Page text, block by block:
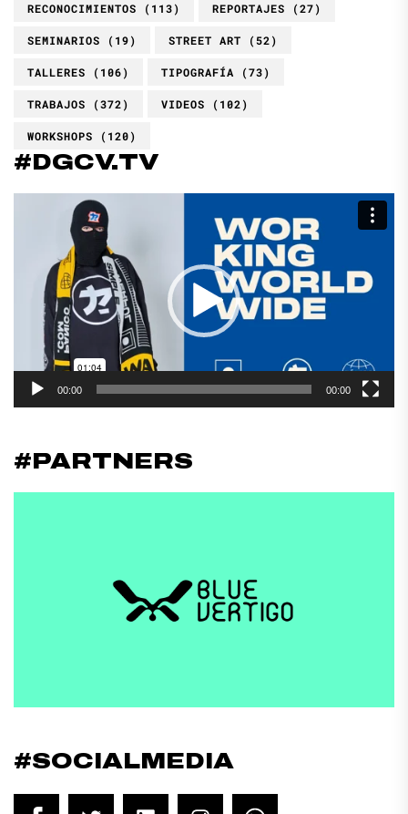
RECONOCIMIENTOS (113) REPORTAJES (27)
SEMINARIOS (19) STREET ART (52)
TALLERES (106) TIPOGRAFÍA (73)
TRABAJOS (372) VIDEOS (102)
WORKSHOPS (120)
#DGCV.TV
Reproductor
00:00 00:00
#PARTNERS
#SOCIALMEDIA